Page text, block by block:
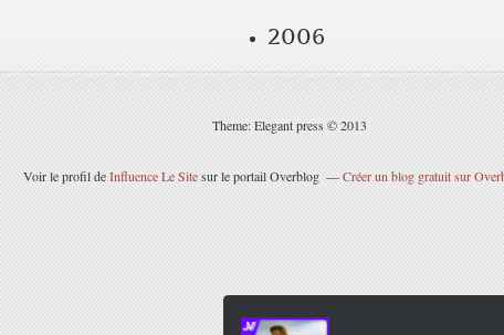
2006
Theme: Elegant press © 2013
Voir le profil deInfluence Le Sitesur le portail Overblog Créer un blog gratuit sur